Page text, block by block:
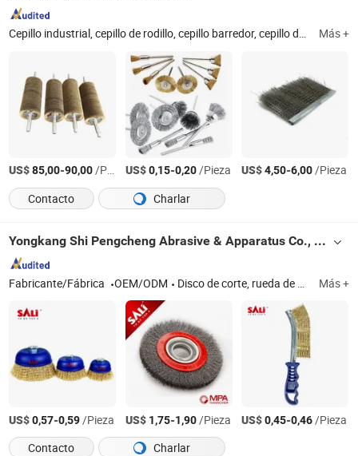
Cepillo industrial, cepillo de rodillo, cepillo barredor, cepillo de pulido, cepillo eléctrico, cepillo de limpieza, cepillo de tira, cepillo de tubo, cepillo de pintura, cepillo de acero, cepillo de rueda Más +
US$85,00-90,00/Pieza US$0,15-0,20/Pieza US$4,50-6,00/Pieza
Contacto
Charlar
Yongkang Shi Pengcheng Abrasive & Apparatus Co., Ltd.
Fabricante/Fábrica OEM/ODM Disco de corte, rueda de esmeril, disco de velcro, disco de aletas, cepillo de alambre, tela abrasiva, hoja de sierra, herramientas manuales, herramientas eléctricas, papel de lija Más +
US$0,57-0,59/Pieza US$ 1,75-1,90/Pieza US$0,45-0,46/Pieza
Contacto
Charlar